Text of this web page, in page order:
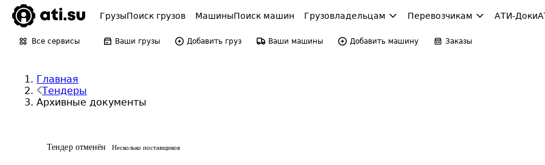
ГрузыПоиск грузов МашиныПоиск машин Грузовладельцам Перевозчикам АТИ-Доки
Все сервисы Ваши грузы Добавить груз Ваши машины Добавить машину Заказы
Главная
Тендеры
Архивные документы
Тендер отменён Несколько поставщиков